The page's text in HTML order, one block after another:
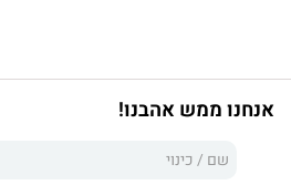
הרומן של הסופר האמריקאי
דמותו המורכבת של אוגוסטוס משלל
אנחנו ממש אהבנו!